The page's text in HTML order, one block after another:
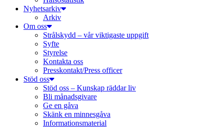
Nyhetsarkiv
Arkiv
Om oss
Strålskydd – vår viktigaste uppgift
Syfte
Styrelse
Kontakta oss
Presskontakt/Press officer
Stöd oss
Stöd oss – Kunskap räddar liv
Bli månadsgivare
Ge en gåva
Skänk en minnesgåva
Informationsmaterial